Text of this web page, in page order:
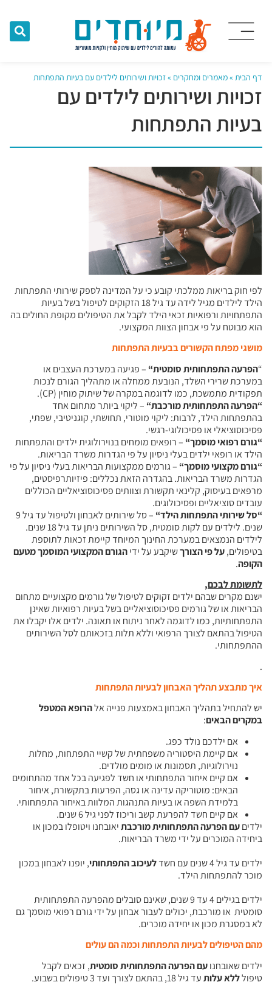
דף הבית »מאמרים ומחקרים »זכויות ושירותים לילדים עם בעיות התפתחות
זכויות ושירותים לילדים עם
בעיות התפתחות
לפי חוק בריאות ממלכתי קובע כי על המדינה לספק שירותי התפתחות
הילד לילדים מגיל לידה עד גיל 18 הזקוקים לטיפול בשל בעיות
התפתחויות ורפואיות זכאי הילד לקבל את הטיפולים מקופת החולים בה
הוא מבוטח על פי אבחון הצוות המקצועי.
מושגי מפתח הקשורים בבעיות התפתחות
“הפרעה התפתחותית סומטית“ – פגיעה במערכת העצבים או
במערכת שרירי השלד, הנובעת ממחלה או מתהליך הגורם לנכות
תפקודית מתמשכת, כמו לדוגמה במקרה של שיתוק מוחין (CP).
“הפרעה התפתחותית מורכבת“ – ליקוי ביותר מתחום אחד
בהתפתחות הילד, לרבות: ליקוי מוטורי, תחושתי, קוגניטיבי, שפתי,
פסיכוסוציאלי או פסיכולוגי-רגשי.
“גורם רפואי מוסמך“ – רופאים מומחים בנוירולוגית ילדים והתפתחות
הילד או רופאי ילדים בעלי ניסיון על פי הגדרות משרד הבריאות.
“גורם מקצועי מוסמך“ – גורמים ממקצועות הבריאות בעלי ניסיון על פי
הגדרות משרד הבריאות. בהגדרה הזאת נכללים: פיזיותרפיסטים,
מרפאים בעיסוק, קלינאי תקשורת וצוותים פסיכוסוציאליים הכוללים
עובדים סוציאליים ופסיכולוגים.
“סל שירותי התפתחות הילד“
– סל שירותים לאבחון ולטיפול עד גיל 9
שנים. לילדים עם לקות סומטית, סל השירותים ניתן עד גיל 18 שנים.
לילדים הנמצאים במערכת החינוך המיוחד קיימת זכאות לתוספת
בטיפולים,על פי הצורךשיקבע על ידיהגורם המקצועי המוסמך מטעם
הקופה.
לתשומת לבכם,
ישנם מקרים שבהם ילדים זקוקים לטיפול של גורמים מקצועיים מתחום
הבריאות או של גורמים פסיכוסוציאליים בשל בעיות רפואיות שאינן
התפתחותיות, כמו לדוגמה לאחר ניתוח או תאונה. ילדים אלו יקבלו את
הטיפול בהתאם לצורך הרפואי וללא תלות בזכאותם לסל השירותים
ההתפתחותי.
.
איך מתבצע תהליך האבחון לבעיות התפתחות
יש להתחיל בתהליך האבחון באמצעות פנייה אלהרופא המטפל
במקרים הבאים:
אם ילדכם נולד כפג.
אם קיימת היסטוריה משפחתית של קשיי התפתחות, מחלות
נוירולוגיות, תסמונות או מומים מולדים.
אם קיים איחור התפתחותי או חשד לפגיעה בכל אחד מהתחומים
הבאים: מוטוריקה עדינה או גסה, הפרעות בתקשורת, איחור
בלמידת השפה או בעיות התנהגות המלוות באיחור התפתחותי.
אם קיים חשד להפרעת קשב וריכוז לפני גיל 6 שנים.
ילדיםעם הפרעה התפתחותית מורכבתיאובחנו ויטופלו במכון או
ביחידה המוכרים על ידי משרד הבריאות.
ילדים עד גיל 4 שנים עם חשד
לעיכוב התפתחותי, יופנו לאבחון במכון
מוכר להתפתחות הילד.
ילדים בגילים 4 עד 9 שנים, שאינם סובלים מהפרעה התפתחותית
סומטית או מורכבת, יכולים לעבור אבחון על ידי גורם רפואי מוסמך גם
לא במסגרת מכון או יחידה מוכרים.
מהם הטיפולים לבעיות התפתחות וכמה הם עולים
ילדים שאובחנועם הפרעה התפתחותית סומטית, זכאים לקבל
טיפולללא עלותעד גיל 18, בהתאם לצורך ועד 3 טיפולים בשבוע.